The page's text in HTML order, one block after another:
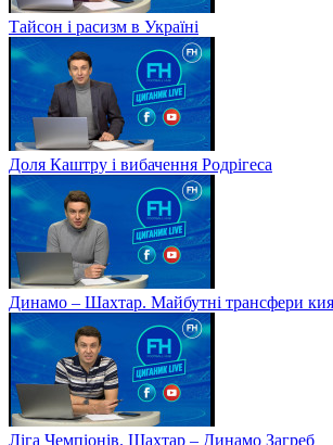
Тайсон і расизм в Україні
Доля Каштру і вибачення Родрігеса
Динамо – Шахтар. Майбутні трансфери
Ліга Чемпіонів. Шахтар – Динамо Загреб